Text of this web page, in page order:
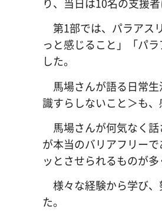
第1部では、パラアス
っと感じること」「パ
した。
馬場さんが語る日常
識すらしないこと＞も
馬場さんが何気なく
が本当のバリアフリー
ッとさせられるものが
様々な経験から学び
た。